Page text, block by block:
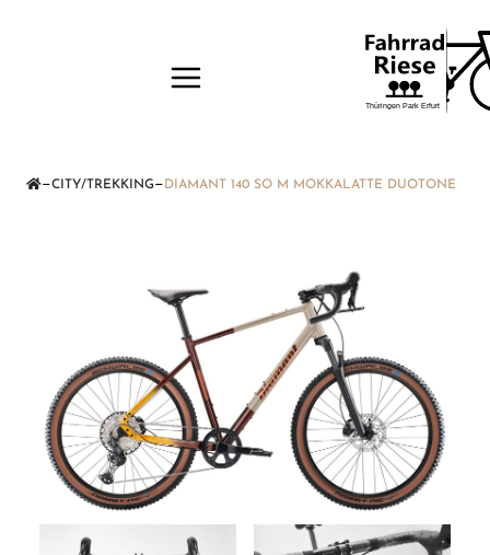
—CITY/TREKKING— DIAMANT 140 SO M MOKKALATTE DUOTONE